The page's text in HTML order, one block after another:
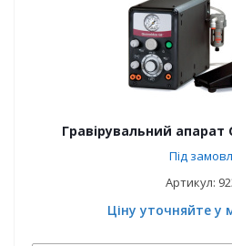
Гравірувальний апарат
Під
Артикул:
Ціну уточняйте у